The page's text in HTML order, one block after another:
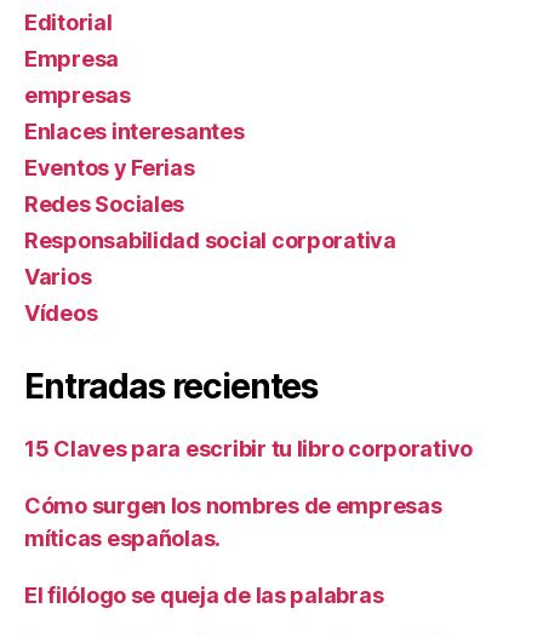
Editorial
Empresa
empresas
Enlaces interesantes
Eventos y Ferias
Redes Sociales
Responsabilidad social corporativa
Varios
Ví­deos
Entradas recientes
15 Claves para escribir tu libro corporativo
Cómo surgen los nombres de empresas
míticas españolas.
El filólogo se queja de las palabras